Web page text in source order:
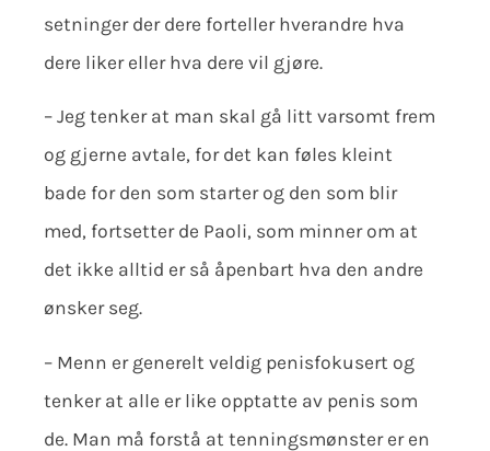
setninger der dere forteller hverandre hva
dere liker eller hva dere vil gjøre.
– Jeg tenker at man skal gå litt varsomt frem
og gjerne avtale, for det kan føles kleint
bade for den som starter og den som blir
med, fortsetter de Paoli, som minner om at
det ikke alltid er så åpenbart hva den andre
ønsker seg.
– Menn er generelt veldig penisfokusert og
tenker at alle er like opptatte av penis som
de. Man må forstå at tenningsmønster er en